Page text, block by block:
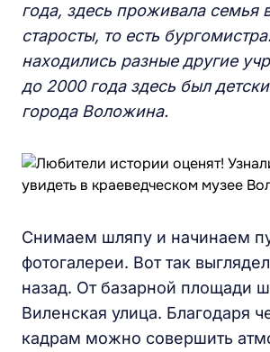
года, здесь проживала семья
старосты, то есть
находились разные другие
до 2000 года здесь был
города Воложина.
Снимаем шляпу и начинаем
фотогалереи. Вот так
назад. От базарной площади
Виленская улица. Благодаря
кадрам можно совершить